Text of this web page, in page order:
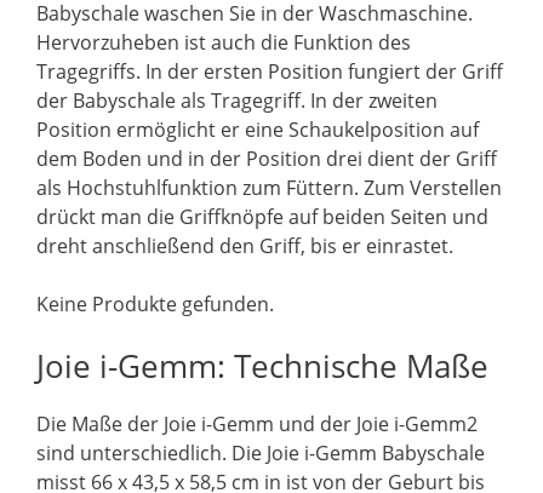
Babyschale waschen Sie in der Waschmaschine.
Hervorzuheben ist auch die Funktion des
Tragegriffs. In der ersten Position fungiert der Griff
der Babyschale als Tragegriff. In der zweiten
Position ermöglicht er eine Schaukelposition auf
dem Boden und in der Position drei dient der Griff
als Hochstuhlfunktion zum Füttern. Zum Verstellen
drückt man die Griffknöpfe auf beiden Seiten und
dreht anschließend den Griff, bis er einrastet.
Keine Produkte gefunden.
Joie i-Gemm: Technische Maße
Die Maße der Joie i-Gemm und der Joie i-Gemm2
sind unterschiedlich. Die Joie i-Gemm Babyschale
misst 66 x 43,5 x 58,5 cm in ist von der Geburt bis